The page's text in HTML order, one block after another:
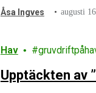
Åsa Ingves augusti
Hav
Upptäckten av